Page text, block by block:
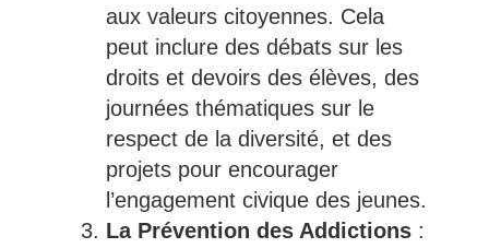
aux valeurs citoyennes. Cela
peut inclure des débats sur les
droits et devoirs des élèves, des
journées thématiques sur le
respect de la diversité, et des
projets pour encourager
l’engagement civique des jeunes.
La Prévention des Addictions: